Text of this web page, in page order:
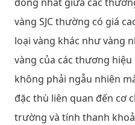
đồng nhất giữa các
vàng SJC thường có giá
loại vàng khác như vàng
vàng của các thương hiệu
không phải ngẫu nhiên
đặc thù liên quan đến cơ
trường và tính thanh